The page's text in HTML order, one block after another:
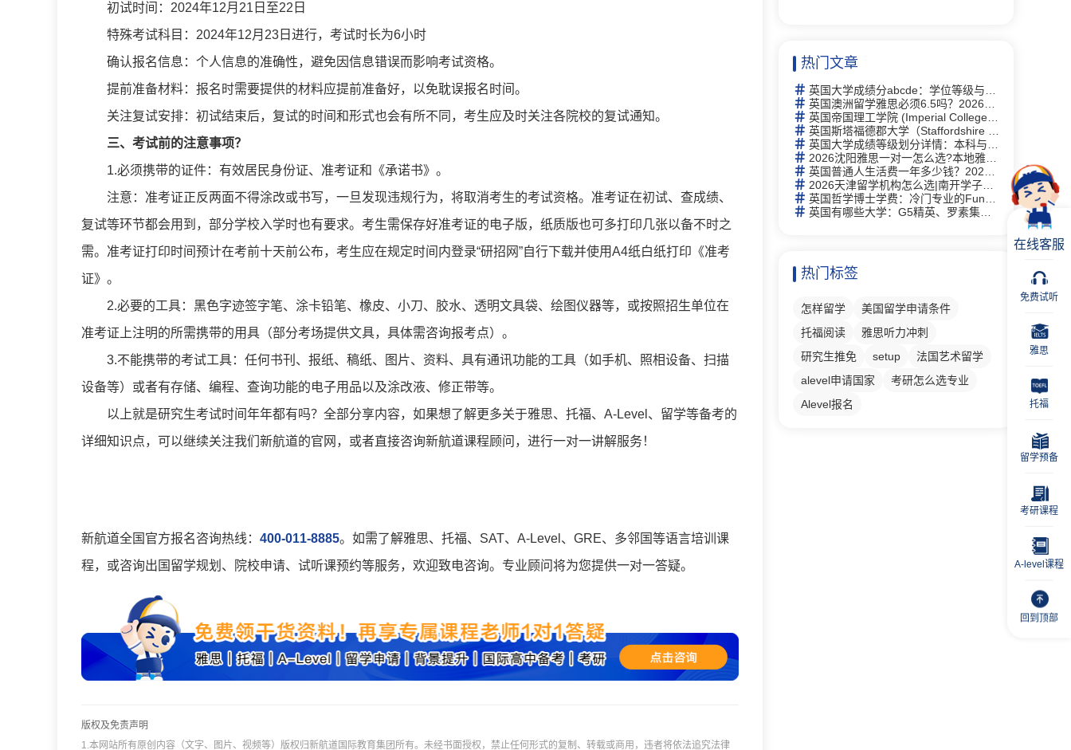
初试时间：2024年12月21日至22日
特殊考试科目：2024年12月23日进行，考试时长为6小时
确认报名信息：个人信息的准确性，避免因信息错误而影响考试资格。
提前准备材料：报名时需要提供的材料应提前准备好，以免耽误报名时间。
关注复试安排：初试结束后，复试的时间和形式也会有所不同，考生应及时关注各院校的复试通知。
三、 考试前的注意事项？
1.必须携带的证件：有效居民身份证、准考证和《承诺书》。
注意：准考证正反两面不得涂改或书写，一旦发现违规行为，将取消考生的考试资格。准考证在初试、查成绩、
复试等环节都会用到，部分学校入学时也有要求。考生需保存好准考证的电子版，纸质版也可多打印几张以备不时之
需。准考证打印时间预计在考前十天前公布，考生应在规定时间内登录“研招网”自行下载并使用A4纸白纸打印《准考
证》。
2.必要的工具：黑色字迹签字笔、涂卡铅笔、橡皮、小刀、胶水、透明文具袋、绘图仪器等，或按照招生单位在
准考证上注明的所需携带的用具（部分考场提供文具，具体需咨询报考点）。
3.不能携带的考试工具：任何书刊、报纸、稿纸、图片、资料、具有通讯功能的工具（如手机、照相设备、扫描
设备等）或者有存储、编程、查询功能的电子用品以及涂改液、修正带等。
以上就是研究生考试时间年年都有吗？全部分享内容，如果想了解更多关于雅思、托福、A-Level、留学等备考的
详细知识点，可以继续关注我们新航道的官网，或者直接咨询新航道课程顾问，进行一对一讲解服务！
新航道全国官方报名咨询热线： 400-011-8885。如需了解雅思、托福、SAT、A-Level、GRE、多邻国等语言培训课
程，或咨询出国留学规划、院校申请、试听课预约等服务，欢迎致电咨询。专业顾问将为您提供一对一答疑。
版权及免责声明
1.本网站所有原创内容（文字、图片、视频等）版权归新航道国际教育集团所有。未经书面授权，禁止任何形式的复制、转载或商用，违者将依法追究法律
热门文章
英国大学成绩分abcde：学位等级与评分体系完全指南
英国澳洲留学雅思必须6.5吗？2026年最新要求详解与替代方案
英国帝国理工学院 (Imperial College London)留学指南：2026全球第2、专业及申请全攻略
英国斯塔福德郡大学（Staffordshire University）研究生有什么专业
英国大学成绩等级划分详情：本科与硕士学位等级详解及中英对照
2026沈阳雅思一对一怎么选?本地雅思培训择校思路全梳理
英国普通人生活费一年多少钱？2026年最新生活成本全解析
2026天津留学机构怎么选|南开学子走访 6 家门店，新航道线下完整体验记录
英国哲学博士学费：冷门专业的Funding机会与申请策略
英国有哪些大学：G5精英、罗素集团及热门院校详解
热门标签
怎样留学
美国留学申请条件
托福阅读
雅思听力冲刺
研究生推免
setup
法国艺术留学
alevel申请国家
考研怎么选专业
Alevel报名
在线客服
免费试听
雅思
托福
留学预备
考研课程
A-level课程
回到顶部
登录/注册
* 验证码: 获取验证码
首次登录自动注册账号 收不到验证码?